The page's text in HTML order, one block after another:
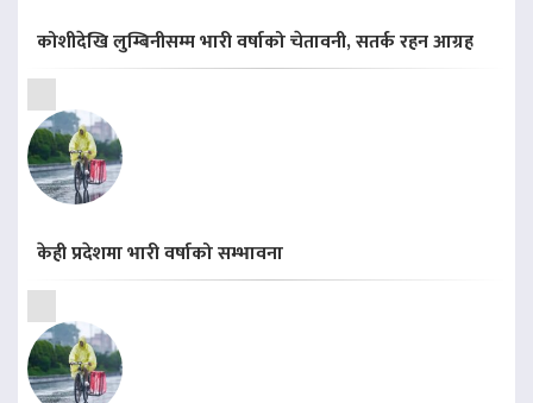
कोशीदेखि लुम्बिनीसम्म भारी वर्षाको चेतावनी, सतर्क रहन आग्रह
केही प्रदेशमा भारी वर्षाको सम्भावना